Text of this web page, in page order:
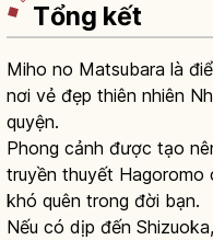
Tổng kết
Miho no Matsubara là
nơi vẻ đẹp thiên nhiên
quyện.
Phong cảnh được tạo
truyền thuyết
khó quên trong đời bạn.
Nếu có dịp đến